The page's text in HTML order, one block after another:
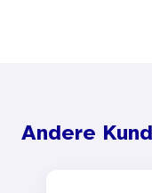
Andere